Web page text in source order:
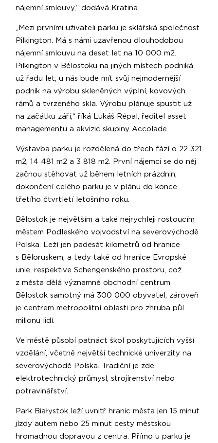
nájemní smlouvy,“ dodává Kratina.
„Mezi prvními uživateli parku je sklářská společnost
Pilkington. Má s námi uzavřenou dlouhodobou
nájemní smlouvu na deset let na 10 000 m2.
Pilkington v Bělostoku na jiných místech podniká
už řadu let; u nás bude mít svůj nejmodernější
podnik na výrobu skleněných výplní, kovových
rámů a tvrzeného skla. Výrobu plánuje spustit už
na začátku září,“ říká Lukáš Répal, ředitel asset
managementu a akvizic skupiny Accolade.
Výstavba parku je rozdělená do třech fází o 22 321
m2, 14 481 m2 a 3 818 m2. První nájemci se do něj
začnou stěhovat už během letních prázdnin;
dokončení celého parku je v plánu do konce
třetího čtvrtletí letošního roku.
Bělostok je největším a také nejrychleji rostoucím
městem Podleského vojvodství na severovýchodě
Polska. Leží jen padesát kilometrů od hranice
s Běloruskem, a tedy také od hranice Evropské
unie, respektive Schengenského prostoru, což
z města dělá významné obchodní centrum.
Bělostok samotný má 300 000 obyvatel, zároveň
je centrem metropolitní oblasti pro zhruba půl
milionu lidí.
Ve městě působí patnáct škol poskytujících vyšší
vzdělání, včetně největší technické univerzity na
severovýchodě Polska. Tradiční je zde
elektrotechnický průmysl, strojírenství nebo
potravinářství.
Park Białystok leží uvnitř hranic města jen 15 minut
jízdy autem nebo 25 minut cesty městskou
hromadnou dopravou z centra. Přímo u parku je